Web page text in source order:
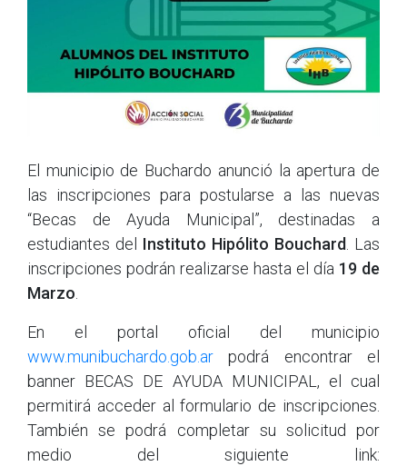
El municipio de Buchardo anunció la apertura de
las inscripciones para postularse a las nuevas
“Becas de Ayuda Municipal”, destinadas a
estudiantes del Instituto Hipólito Bouchard. Las
inscripciones podrán realizarse hasta el día 19 de
Marzo.
En el portal oficial del municipio
www.munibuchardo.gob.ar podrá encontrar el
banner BECAS DE AYUDA MUNICIPAL, el cual
permitirá acceder al formulario de inscripciones.
También se podrá completar su solicitud por
medio del siguiente link: